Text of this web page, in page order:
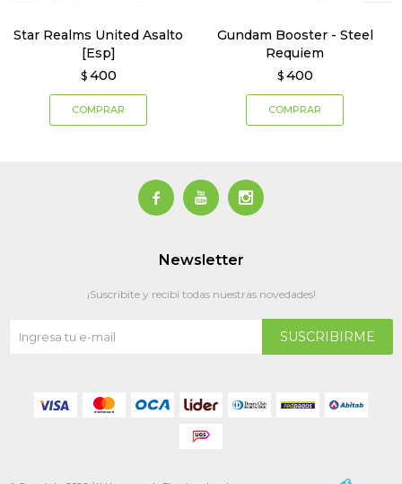
Star Realms United Asalto
[Esp]
$ 400
Gundam Booster - Steel
Requiem
$ 400
  
Newsletter
¡Suscribite y recibí todas nuestras novedades!
SUSCRIBIRME